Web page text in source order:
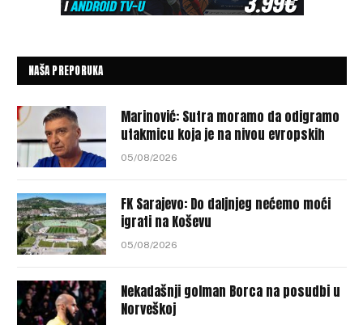
NAŠA PREPORUKA
Marinović: Sutra moramo da odigramo
utakmicu koja je na nivou evropskih
05/08/2026
FK Sarajevo: Do daljnjeg nećemo moći
igrati na Koševu
05/08/2026
Nekadašnji golman Borca na posudbi u
Norveškoj